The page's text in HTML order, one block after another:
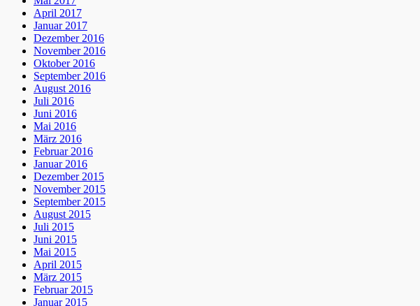
April 2017
Januar 2017
Dezember 2016
November 2016
Oktober 2016
September 2016
August 2016
Juli 2016
Juni 2016
Mai 2016
März 2016
Februar 2016
Januar 2016
Dezember 2015
November 2015
September 2015
August 2015
Juli 2015
Juni 2015
Mai 2015
April 2015
März 2015
Februar 2015
Januar 2015